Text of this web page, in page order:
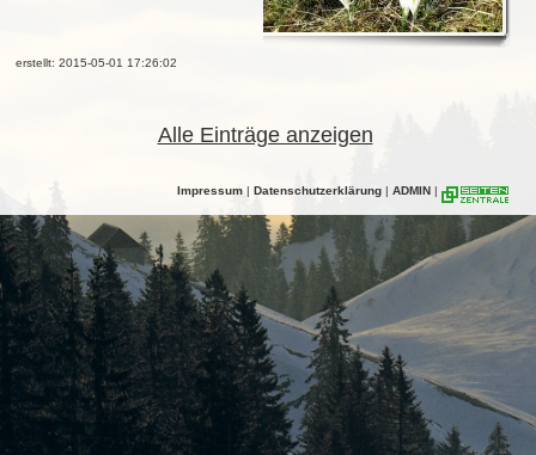
erstellt: 2015-05-01 17:26:02
Alle Einträge anzeigen
Impressum | Datenschutzerklärung | ADMIN |